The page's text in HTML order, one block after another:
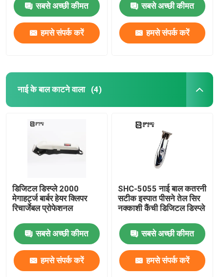
सबसे अच्छी कीमत
हमसे संपर्क करें
सबसे अच्छी कीमत
हमसे संपर्क करें
नाई के बाल काटने वाला (4)
डिजिटल डिस्प्ले 2000
मेगाहर्ट्ज बार्बर हेयर क्लिपर
रिचार्जेबल प्रोफेशनल
सबसे अच्छी कीमत
हमसे संपर्क करें
SHC-5055 नाई बाल कतरनी
सटीक इस्पात पीसने तेल सिर
नक्काशी कैंची डिजिटल डिस्प्ले
सबसे अच्छी कीमत
हमसे संपर्क करें